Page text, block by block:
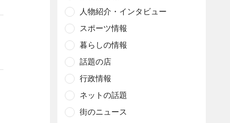
人物紹介・インタビュー
スポーツ情報
暮らしの情報
話題の店
行政情報
ネットの話題
街のニュース